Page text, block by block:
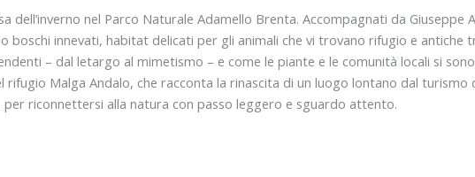
dell’inverno nel Parco Naturale Adamello Brenta. Accompagnati da
innevati, habitat delicati per gli animali che vi trovano rifugio e antiche
– dal letargo al mimetismo – e come le piante e le comunità locali si
Malga Andalo, che racconta la rinascita di un luogo lontano dal turismo
riconnettersi alla natura con passo leggero e sguardo attento.